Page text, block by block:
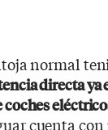
normal
directa ya
cuenta con